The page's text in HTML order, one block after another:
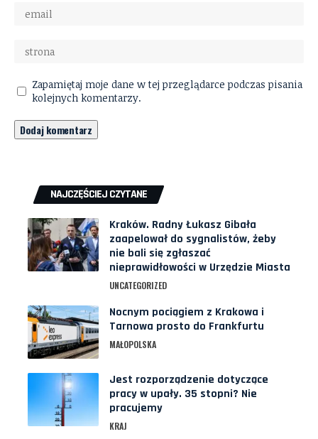
Zapamiętaj moje dane w tej przeglądarce podczas pisania
kolejnych komentarzy.
NAJCZĘŚCIEJ CZYTANE
Kraków. Radny Łukasz Gibała
zaapelował do sygnalistów, żeby
nie bali się zgłaszać
nieprawidłowości w Urzędzie Miasta
UNCATEGORIZED
Nocnym pociągiem z Krakowa i
Tarnowa prosto do Frankfurtu
MAŁOPOLSKA
Jest rozporządzenie dotyczące
pracy w upały. 35 stopni? Nie
pracujemy
KRAJ